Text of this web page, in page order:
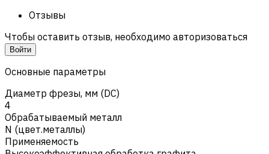
Отзывы
Чтобы оставить отзыв, необходимо авторизоваться
Войти
Основные параметры
Диаметр фрезы, мм (DC)
4
Обрабатываемый металл
N (цвет.металлы)
Применяемость